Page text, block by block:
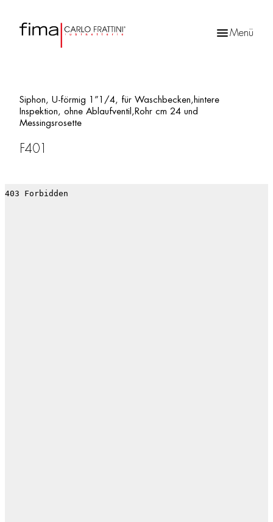
Menü
Siphon, U-förmig 1”1/4, für Waschbecken,hintere
Inspektion, ohne Ablaufventil,Rohr cm 24 und
Messingsrosette
F401